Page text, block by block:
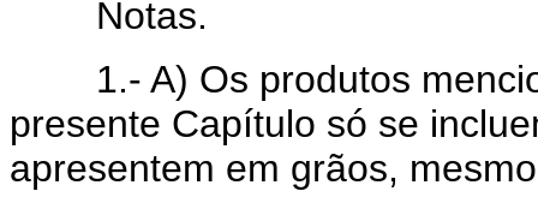
Notas.
1.- A) Os produtos
presente Capítulo só se
apresentem em grãos,